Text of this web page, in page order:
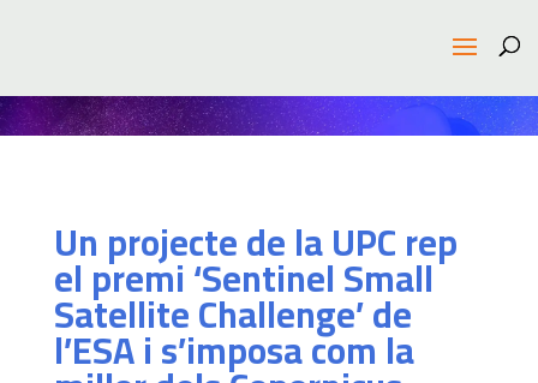
Un projecte de la UPC rep
el premi ‘Sentinel Small
Satellite Challenge’ de
l’ESA i s’imposa com la